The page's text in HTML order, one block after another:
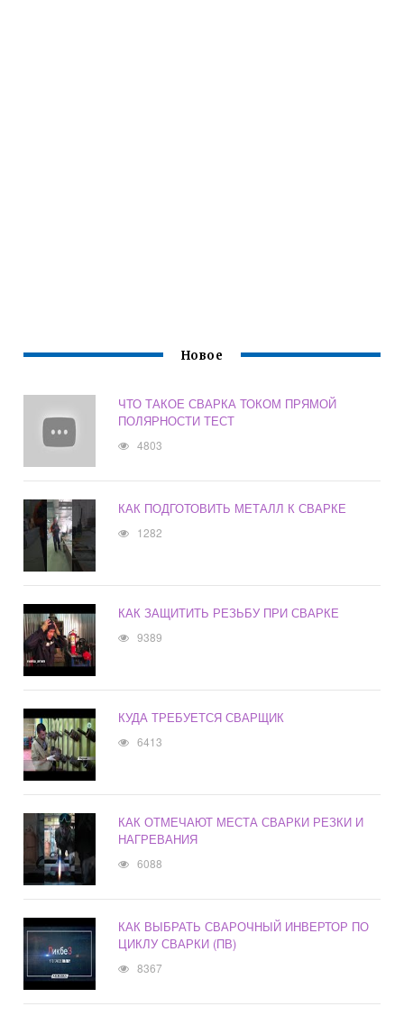
Новое
ЧТО ТАКОЕ СВАРКА ТОКОМ ПРЯМОЙ
ПОЛЯРНОСТИ ТЕСТ
4803
КАК ПОДГОТОВИТЬ МЕТАЛЛ К СВАРКЕ
1282
КАК ЗАЩИТИТЬ РЕЗЬБУ ПРИ СВАРКЕ
9389
КУДА ТРЕБУЕТСЯ СВАРЩИК
6413
КАК ОТМЕЧАЮТ МЕСТА СВАРКИ РЕЗКИ И
НАГРЕВАНИЯ
6088
КАК ВЫБРАТЬ СВАРОЧНЫЙ ИНВЕРТОР ПО
ЦИКЛУ СВАРКИ (ПВ)
8367